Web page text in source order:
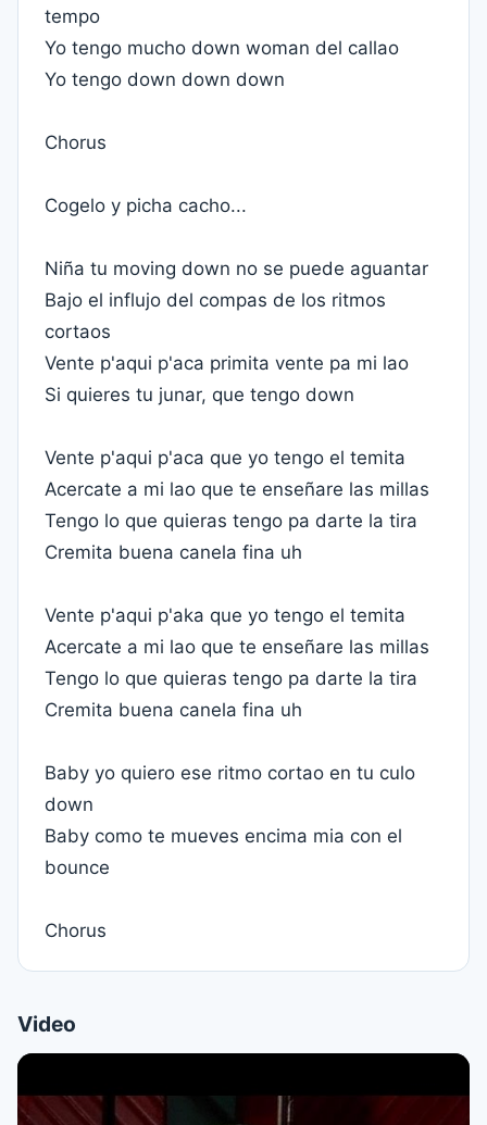
tempo
Yo tengo mucho down woman del callao
Yo tengo down down down
Chorus
Cogelo y picha cacho...
Niña tu moving down no se puede aguantar
Bajo el influjo del compas de los ritmos
cortaos
Vente p'aqui p'aca primita vente pa mi lao
Si quieres tu junar, que tengo down
Vente p'aqui p'aca que yo tengo el temita
Acercate a mi lao que te enseñare las millas
Tengo lo que quieras tengo pa darte la tira
Cremita buena canela fina uh
Vente p'aqui p'aka que yo tengo el temita
Acercate a mi lao que te enseñare las millas
Tengo lo que quieras tengo pa darte la tira
Cremita buena canela fina uh
Baby yo quiero ese ritmo cortao en tu culo
down
Baby como te mueves encima mia con el
bounce
Chorus
Video